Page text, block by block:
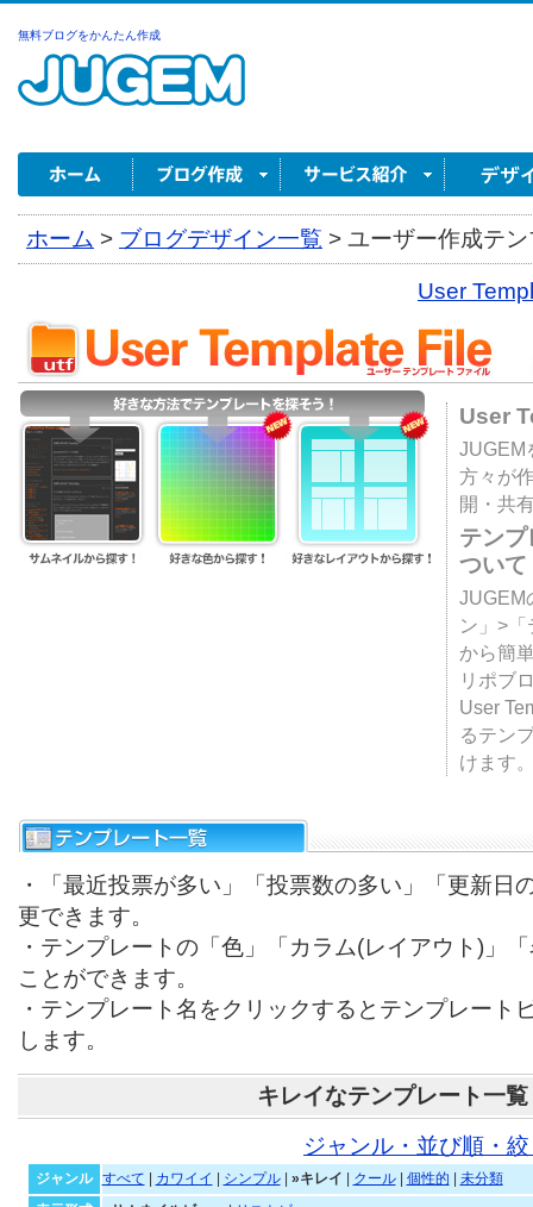
無料ブログをかんたん作成
ホーム > ブログデザイン一覧 > ユーザー作成テ
User
User
JUGEM
方々が
開・共
テン
ついて
JUGEM
ン」>
から簡
リポブ
User
るテン
けます
・「最近投票が多い」「投票数の多い」「更新日
更できます。
・テンプレートの「色」「カラム(レイアウト)」
ことができます。
・テンプレート名をクリックするとテンプレート
します。
キレイなテンプレート一覧
ジャンル・並び順・
ジャンル すべて カワイイ シンプル| »キレイ クール| 個性的
未分類